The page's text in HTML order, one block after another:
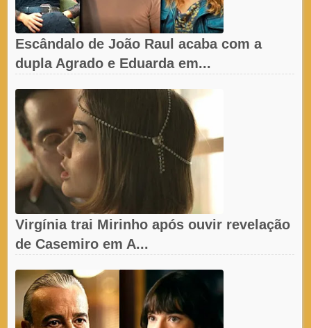
Escândalo de João Raul acaba com a
dupla Agrado e Eduarda em...
Virgínia trai Mirinho após ouvir revelação
de Casemiro em A...